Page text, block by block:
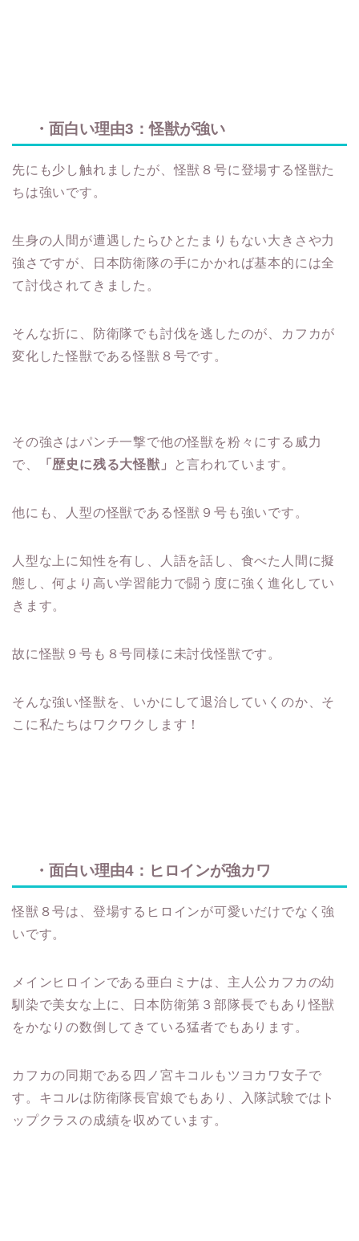
・面白い理由3：怪獣が強い
先にも少し触れましたが、怪獣８号に登場する怪獣た
ちは強いです。
生身の人間が遭遇したらひとたまりもない大きさや力
強さですが、日本防衛隊の手にかかれば基本的には全
て討伐されてきました。
そんな折に、防衛隊でも討伐を逃したのが、カフカが
変化した怪獣である怪獣８号です。
その強さはパンチ一撃で他の怪獣を粉々にする威力
で、
「歴史に残る大怪獣」 と言われています。
他にも、人型の怪獣である怪獣９号も強いです。
人型な上に知性を有し、人語を話し、食べた人間に擬
態し、何より高い学習能力で闘う度に強く進化してい
きます。
故に怪獣９号も８号同様に未討伐怪獣です。
そんな強い怪獣を、いかにして退治していくのか、そ
こに私たちはワクワクします！
・面白い理由4：ヒロインが強カワ
怪獣８号は、登場するヒロインが可愛いだけでなく強
いです。
メインヒロインである亜白ミナは、主人公カフカの幼
馴染で美女な上に、日本防衛第３部隊長でもあり怪獣
をかなりの数倒してきている猛者でもあります。
カフカの同期である四ノ宮キコルもツヨカワ女子で
す。キコルは防衛隊長官娘でもあり、入隊試験ではト
ップクラスの成績を収めています。